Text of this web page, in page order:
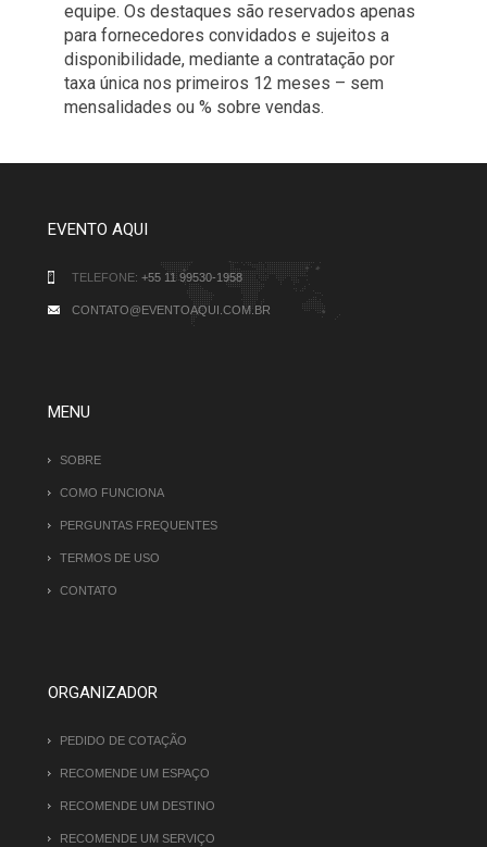
equipe. Os destaques são reservados apenas
para fornecedores convidados e sujeitos a
disponibilidade, mediante a contratação por
taxa única nos primeiros 12 meses – sem
mensalidades ou % sobre vendas.
EVENTO AQUI
TELEFONE: +55 11 99530-1958
CONTATO@EVENTOAQUI.COM.BR
MENU
SOBRE
COMO FUNCIONA
PERGUNTAS FREQUENTES
TERMOS DE USO
CONTATO
ORGANIZADOR
PEDIDO DE COTAÇÃO
RECOMENDE UM ESPAÇO
RECOMENDE UM DESTINO
RECOMENDE UM SERVIÇO